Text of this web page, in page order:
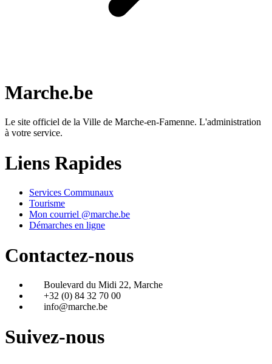
Marche.be
Le site officiel de la Ville de Marche-en-Famenne. L'administration
à votre service.
Liens Rapides
Services Communaux
Tourisme
Mon courriel @marche.be
Démarches en ligne
Contactez-nous
Boulevard du Midi 22, Marche
+32 (0) 84 32 70 00
info@marche.be
Suivez-nous